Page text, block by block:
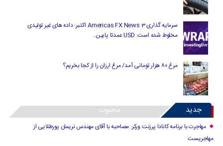
سرمایه گذاری Americas FX News 3 اکتبر: داده های غیر تولیدی
مخلوط شده است. USD عمدتا پایین.
مرغ ۸۰ هزار تومانی آمد/ مرغ ارزان را از کجا بخریم؟
جدید محبوب
مهاجرت با برنامه کانادا پرزنت ورکر: مصاحبه با آقای مهندس نریمان پورطلایی از
مهاجریست